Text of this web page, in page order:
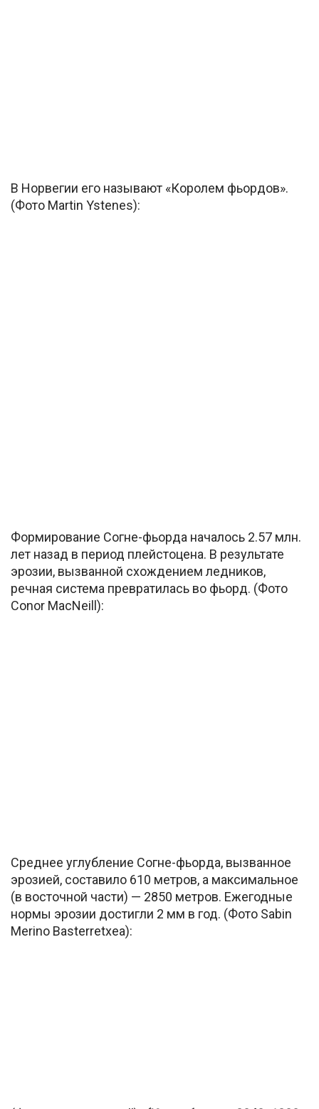
В Норвегии его называют «Королем фьордов».
(Фото Martin Ystenes):
Формирование Согне-фьорда началось 2.57 млн.
лет назад в период плейстоцена. В результате
эрозии, вызванной схождением ледников,
речная система превратилась во фьорд. (Фото
Conor MacNeill):
Среднее углубление Согне-фьорда, вызванное
эрозией, составило 610 метров, а максимальное
(в восточной части) — 2850 метров. Ежегодные
нормы эрозии достигли 2 мм в год. (Фото Sabin
Merino Basterretxea):